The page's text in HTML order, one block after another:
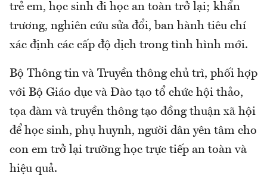
trẻ em, học sinh đi học an toàn trở lại; khẩn
trương, nghiên cứu sửa đổi, ban hành tiêu chí
xác định các cấp độ dịch trong tình hình mới.
Bộ Thông tin và Truyền thông chủ trì, phối hợp
với Bộ Giáo dục và Đào tạo tổ chức hội thảo,
tọa đàm và truyền thông tạo đồng thuận xã hội
để học sinh, phụ huynh, người dân yên tâm cho
con em trở lại trường học trực tiếp an toàn và
hiệu quả.